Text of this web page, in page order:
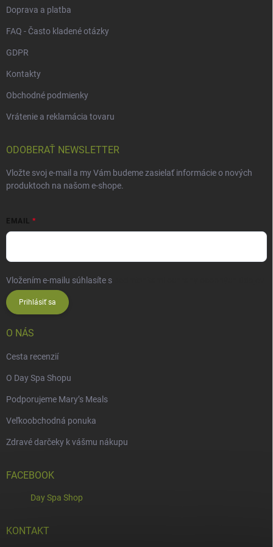
Doprava a platba
FAQ - Často kladené otázky
GDPR
Kontakty
Obchodné podmienky
Vrátenie a reklamácia tovaru
ODOBERAŤ NEWSLETTER
Vložte svoj e-mail a my Vám budeme zasielať informácie o nových
produktoch na našom e-shope.
EMAIL
Vložením e-mailu súhlasíte s
Prihlásiť sa
O NÁS
Cesta recenzií
O Day Spa Shopu
Podporujeme Mary’s Meals
Veľkoobchodná ponuka
Zdravé darčeky k vášmu nákupu
FACEBOOK
Day Spa Shop
KONTAKT